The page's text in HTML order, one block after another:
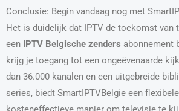
Conclusie: Begin vandaag nog met
Het is duidelijk dat IPTV de toekomst van
een IPTV Belgische zenders abonnement
krijg je toegang tot een ongeëvenaarde
dan 36.000 kanalen en een uitgebreide
series, biedt SmartIPTVBelgie een